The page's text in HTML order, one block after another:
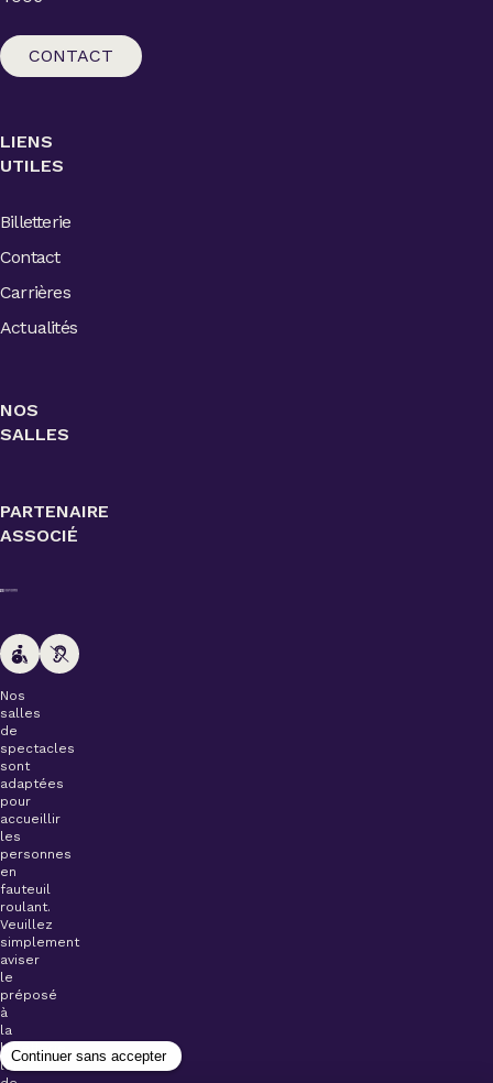
CONTACT
LIENS
UTILES
Billetterie
Contact
Carrières
Actualités
NOS
SALLES
PARTENAIRE
ASSOCIÉ
Nos
salles
de
spectacles
sont
adaptées
pour
accueillir
les
personnes
en
fauteuil
roulant.
Veuillez
simplement
aviser
le
préposé
à
la
billetterie
lors